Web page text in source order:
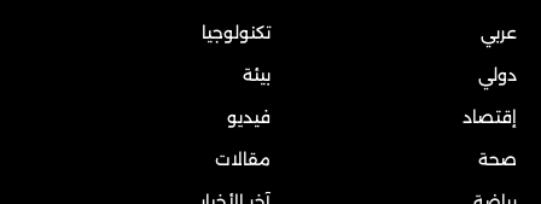
عربي
دولي
إقتصاد
صحة
تكنولوجيا
بيئة
فيديو
مقالات